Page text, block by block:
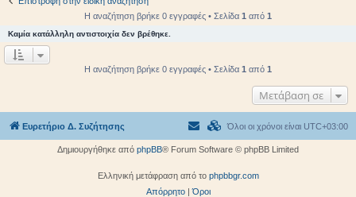
η
Η αναζήτηση βρήκε 0 εγγραφές • Σελίδα 1 από 1
Καμία κατάλληλη αντιστοιχία δεν βρέθηκε.
Η αναζήτηση βρήκε 0 εγγραφές • Σελίδα 1 από 1
Μετάβαση σε
Ευρετήριο Δ. Συζήτησης Όλοι οι χρόνοι είναι UTC+03:00
Δημιουργήθηκε από phpBB® Forum Software © phpBB Limited
Ελληνική μετάφραση από το phpbbgr.com
Απόρρητο|Όροι